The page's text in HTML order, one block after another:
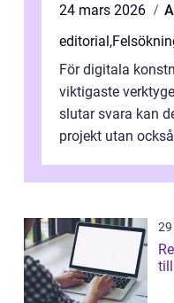
24 mars 2026
editorial,
För digitala
viktigaste
slutar svara kan
projekt utan